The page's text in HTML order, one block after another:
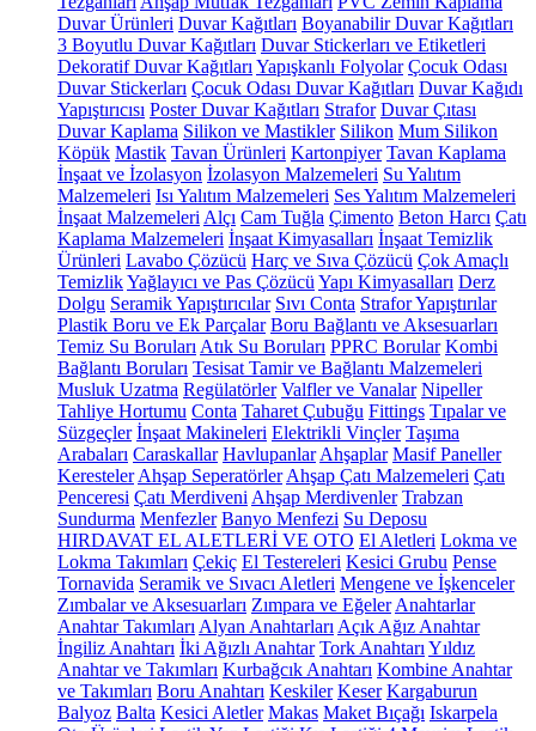
Duvar Ürünleri Duvar Kağıtları Boyanabilir Duvar Kağıtları
3 Boyutlu Duvar Kağıtları Duvar Stickerları ve Etiketleri
Dekoratif Duvar Kağıtları Yapışkanlı Folyolar Çocuk Odası
Duvar Stickerları Çocuk Odası Duvar Kağıtları Duvar Kağıdı
Yapıştırıcısı Poster Duvar Kağıtları Strafor Duvar Çıtası
Duvar Kaplama Silikon ve Mastikler Silikon Mum Silikon
Köpük Mastik Tavan Ürünleri Kartonpiyer Tavan Kaplama
İnşaat ve İzolasyon İzolasyon Malzemeleri Su Yalıtım
Malzemeleri Isı Yalıtım Malzemeleri Ses Yalıtım Malzemeleri
İnşaat Malzemeleri Alçı Cam Tuğla Çimento Beton Harcı Çatı
Kaplama Malzemeleri İnşaat Kimyasalları İnşaat Temizlik
Ürünleri Lavabo Çözücü Harç ve Sıva Çözücü Çok Amaçlı
TemizlikYağlayıcı ve Pas Çözücü Yapı Kimyasalları Derz
Dolgu Seramik Yapıştırıcılar Sıvı Conta Strafor Yapıştırılar
Plastik Boru ve Ek Parçalar Boru Bağlantı ve Aksesuarları
Temiz Su Boruları Atık Su Boruları PPRC Borular Kombi
Bağlantı Boruları Tesisat Tamir ve Bağlantı Malzemeleri
Musluk Uzatma Regülatörler Valfler ve Vanalar Nipeller
Tahliye Hortumu Conta Taharet Çubuğu Fittings Tıpalar ve
Süzgeçler İnşaat Makineleri Elektrikli Vinçler Taşıma
Arabaları Caraskallar Havlupanlar Ahşaplar Masif Paneller
Keresteler Ahşap Seperatörler Ahşap Çatı Malzemeleri Çatı
Penceresi Çatı Merdiveni Ahşap Merdivenler Trabzan
Sundurma Menfezler Banyo Menfezi Su Deposu
HIRDAVAT EL ALETLERİ VE OTO El Aletleri Lokma ve
Lokma Takımları Çekiç El Testereleri Kesici Grubu Pense
Tornavida Seramik ve Sıvacı Aletleri Mengene ve İşkenceler
Zımbalar ve Aksesuarları Zımpara ve Eğeler Anahtarlar
Anahtar Takımları Alyan Anahtarları Açık Ağız Anahtar
İngiliz Anahtarı İki Ağızlı Anahtar Tork Anahtarı Yıldız
Anahtar ve Takımları Kurbağcık Anahtarı Kombine Anahtar
ve Takımları Boru Anahtarı Keskiler Keser Kargaburun
Balyoz Balta Kesici Aletler Makas Maket Bıçağı Iskarpela